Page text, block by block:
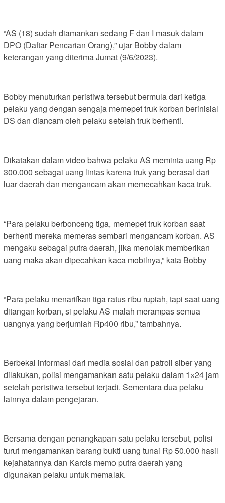
“AS (18) sudah diamankan sedang F dan I masuk dalam
DPO (Daftar Pencarian Orang),” ujar Bobby dalam
keterangan yang diterima Jumat (9/6/2023).
Bobby menuturkan peristiwa tersebut bermula dari ketiga
pelaku yang dengan sengaja memepet truk korban berinisial
DS dan diancam oleh pelaku setelah truk berhenti.
Dikatakan dalam video bahwa pelaku AS meminta uang Rp
300.000 sebagai uang lintas karena truk yang berasal dari
luar daerah dan mengancam akan memecahkan kaca truk.
“Para pelaku berbonceng tiga, memepet truk korban saat
berhenti mereka memeras sembari mengancam korban. AS
mengaku sebagai putra daerah, jika menolak memberikan
uang maka akan dipecahkan kaca mobilnya,” kata Bobby
“Para pelaku menarifkan tiga ratus ribu rupiah, tapi saat uang
ditangan korban, si pelaku AS malah merampas semua
uangnya yang berjumlah Rp400 ribu,” tambahnya.
Berbekal informasi dari media sosial dan patroli siber yang
dilakukan, polisi mengamankan satu pelaku dalam 1×24 jam
setelah peristiwa tersebut terjadi. Sementara dua pelaku
lainnya dalam pengejaran.
Bersama dengan penangkapan satu pelaku tersebut, polisi
turut mengamankan barang bukti uang tunai Rp 50.000 hasil
kejahatannya dan Karcis memo putra daerah yang
digunakan pelaku untuk memalak.